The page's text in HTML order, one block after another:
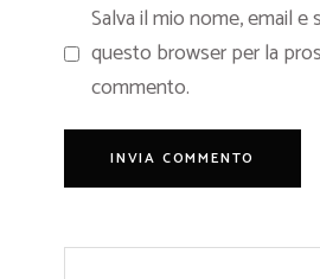
Salva il mio nome, email e
questo browser per la
commento.